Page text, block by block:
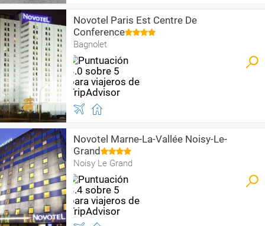
Novotel Paris Est Centre De
Conference
Bagnolet
Novotel Marne-La-Vallée Noisy-Le-
Grand
Noisy Le Grand